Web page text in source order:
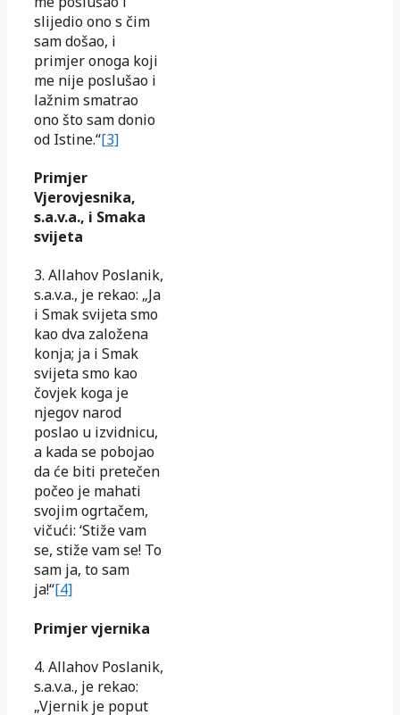
slijedio ono s čim
sam došao, i
primjer onoga koji
me nije poslušao i
lažnim smatrao
ono što sam donio
od Istine.“[3]
Primjer
Vjerovjesnika,
s.a.v.a., i Smaka
svijeta
3. Allahov Poslanik,
s.a.v.a., je rekao: „Ja
i Smak svijeta smo
kao dva založena
konja; ja i Smak
svijeta smo kao
čovjek koga je
njegov narod
poslao u izvidnicu,
a kada se pobojao
da će biti pretečen
počeo je mahati
svojim ogrtačem,
vičući: ‘Stiže vam
se, stiže vam se! To
sam ja, to sam
ja!“[4]
Primjer vjernika
4. Allahov Poslanik,
s.a.v.a., je rekao:
„Vjernik je poput